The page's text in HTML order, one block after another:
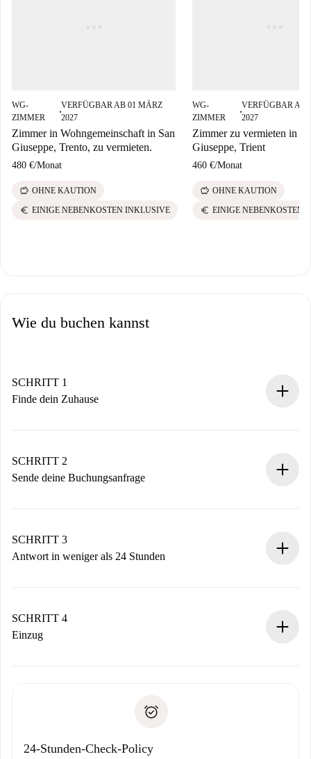
WG-
ZIMMER
■
VERFÜGBAR AB 01 MÄRZ
2027
Zimmer in Wohngemeinschaft in San
Giuseppe, Trento, zu vermieten.
480 €/Monat
savings OHNE KAUTION
euro EINIGE NEBENKOSTEN INKLUSIVE
WG-
ZIMMER
■
VERFÜGBAR AB
2027
Zimmer zu vermieten in
Giuseppe, Trient
460 €/Monat
savings OHNE KAUTION
euro EINIGE NEBENKOSTEN
Wie du buchen kannst
SCHRITT 1
Finde dein Zuhause
Du erhältst alle notwendigen Informationen im Voraus.
SCHRITT 2
Sende deine Buchungsanfrage
Denk daran, dass wir dich erst belasten, wenn der
Vermieter zustimmt.
SCHRITT 3
Antwort in weniger als 24 Stunden
stellen den Kontakt her.
Wenn der Vermieter ablehnen muss, entstehen keine
SCHRITT 4
Einzug
24-Stunden-Check-Policy